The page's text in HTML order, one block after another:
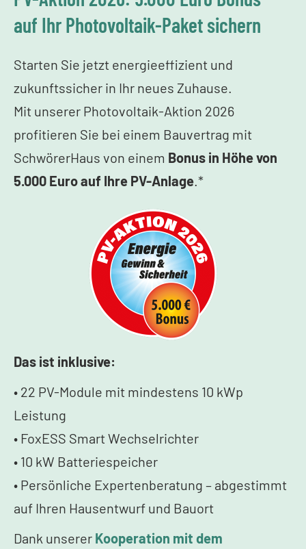
auf Ihr Photovoltaik-Paket sichern
Starten Sie jetzt energieeffizient und
zukunftssicher in Ihr neues Zuhause.
Mit unserer Photovoltaik-Aktion 2026
profitieren Sie bei einem Bauvertrag mit
SchwörerHaus von einem Bonus in Höhe von
5.000 Euro auf Ihre PV-Anlage.*
Das ist inklusive:
• 22 PV-Module mit mindestens 10 kWp
Leistung
• FoxESS Smart Wechselrichter
• 10 kW Batteriespeicher
• Persönliche Expertenberatung – abgestimmt
auf Ihren Hausentwurf und Bauort
Dank unserer Kooperation mit dem